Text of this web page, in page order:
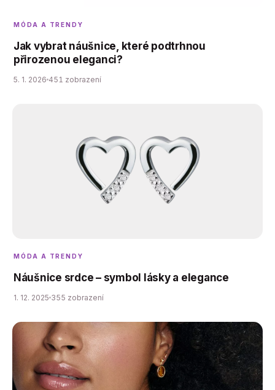
MÓDA A TRENDY
Jak vybrat náušnice, které podtrhnou
přirozenou eleganci?
5. 1. 2026 451 zobrazení
MÓDA A TRENDY
Náušnice srdce – symbol lásky a elegance
1. 12. 2025 355 zobrazení